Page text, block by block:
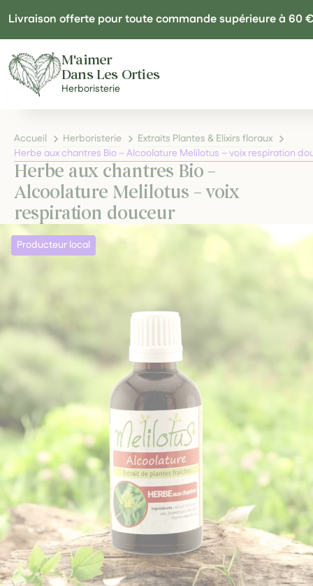
Livraison offerte pour toute commande supérieure à 60 €
M'aimer
Dans Les Orties
Herboristerie
Accueil Herboristerie
Extraits Plantes & Elixirs floraux
Herbe aux chantres Bio – Alcoolature Melilotus – voix respiration
Herbe aux chantres Bio –
Alcoolature Melilotus – voix
respiration douceur